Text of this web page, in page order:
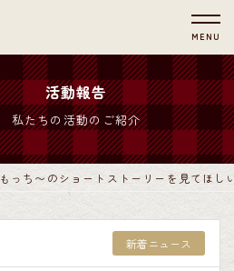
MENU
活動報告
私たちの活動のご紹介
もっち〜のショートストーリーを見てほ
新着ニュース